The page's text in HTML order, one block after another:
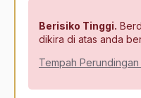
Berisiko Tinggi.
dikira di atas anda
Tempah Perundingan